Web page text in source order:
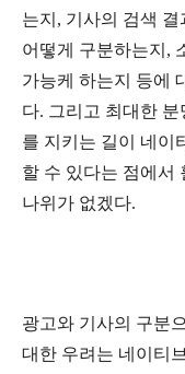
는지, 기사의 검색
어떻게 구분하는지,
가능케 하는지 등에
다. 그리고 최대한
를 지키는 길이 네이
할 수 있다는 점에서
나위가 없겠다.
광고와 기사의 구분
대한 우려는 네이티